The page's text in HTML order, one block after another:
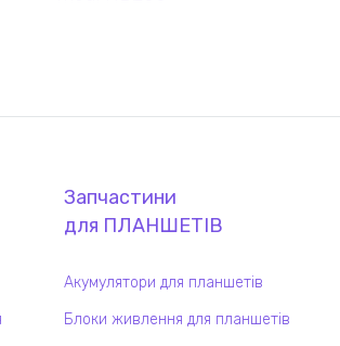
Запчастини
для ПЛАНШЕТІВ
Акумулятори для планшетів
Блоки живлення для планшетів